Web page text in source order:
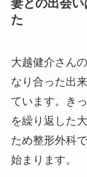
妻との出会
た
大越健介さん
なり合った出
ています。き
を繰り返した
ため整形外科
始まります。